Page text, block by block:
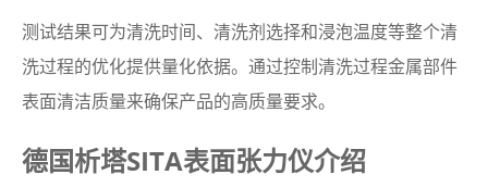
测试结果可为清洗时间、清洗剂选择和浸泡温度等整个清
洗过程的优化提供量化依据。通过控制清洗过程金属部件
表面清洁质量来确保产品的高质量要求。
德国析塔SITA表面张力仪介绍